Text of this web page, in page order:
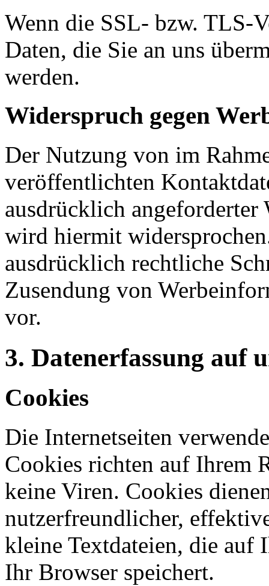
Wenn die SSL- bzw. TLS-
Daten, die Sie an uns
werden.
Widerspruch gegen
Der Nutzung von im
veröffentlichten
ausdrücklich
wird hiermit
ausdrücklich rechtliche
Zusendung von
vor.
3. Datenerfassung auf
Cookies
Die Internetseiten
Cookies richten auf Ihrem
keine Viren. Cookies
nutzerfreundlicher,
kleine Textdateien, die auf
Ihr Browser speichert.